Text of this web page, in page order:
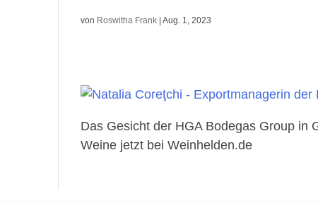
von Roswitha Frank |Aug. 1, 2023
Das Gesicht der HGA Bodegas Group in
Weine jetzt bei Weinhelden.de